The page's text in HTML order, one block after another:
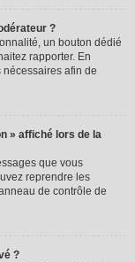
?
un bouton dédié
rapporter. En
afin de
» affiché lors de la
que vous
reprendre les
de contrôle de
?